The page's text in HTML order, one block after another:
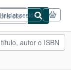
Iniciar sesión